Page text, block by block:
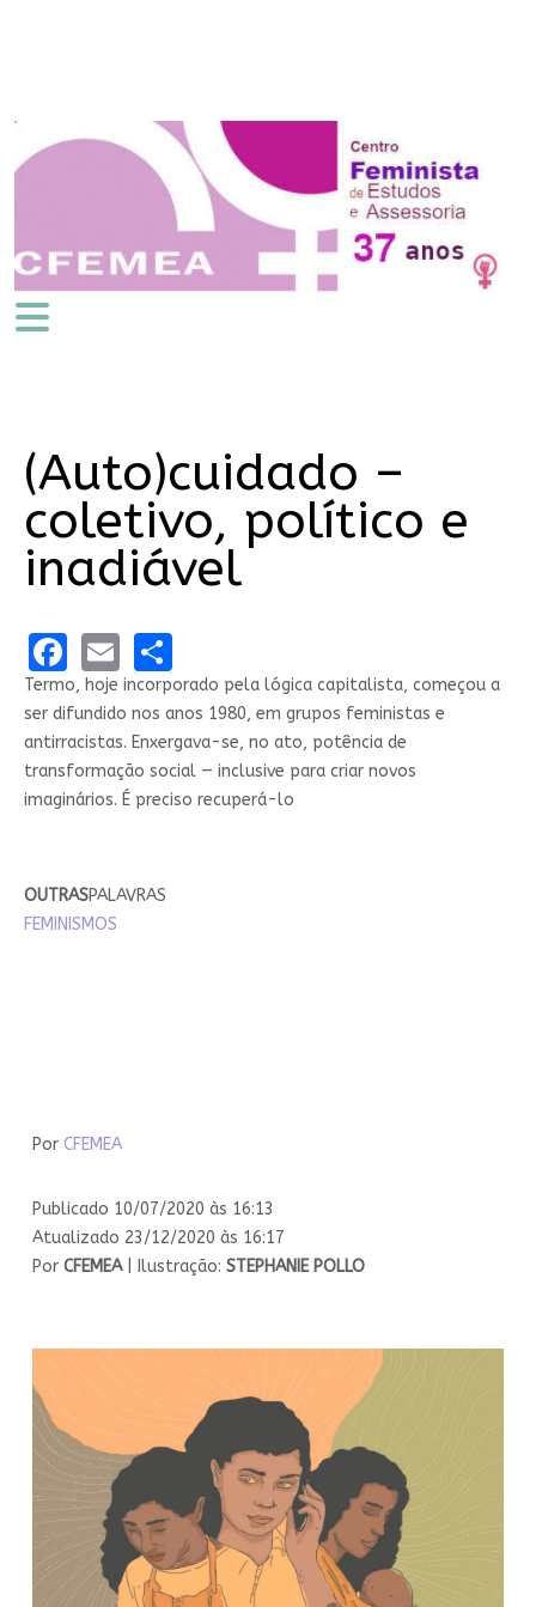
(Auto)cuidado –
coletivo, político e
inadiável
Facebook
EmailShare
Termo, hoje incorporado pela lógica capitalista, começou a
ser difundido nos anos 1980, em grupos feministas e
antirracistas. Enxergava-se, no ato, potência de
transformação social — inclusive para criar novos
imaginários. É preciso recuperá-lo
OUTRASPALAVRAS
FEMINISMOS
Por CFEMEA
Publicado 10/07/2020 às 16:13
Atualizado 23/12/2020 às 16:17
Por CFEMEA | Ilustração: STEPHANIE POLLO